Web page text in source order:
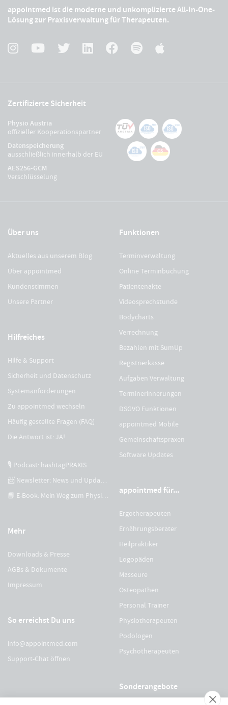
appointmed ist die moderne und unkomplizierte All-In-One-
Lösung zur Praxisverwaltung für Therapeuten.
Zertifizierte Sicherheit
Physio Austria
offizieller Kooperationspartner
Datenspeicherung
ausschließlich innerhalb der EU
AES256-GCM
Verschlüsselung
Über uns
Aktuelles aus unserem Blog
Über appointmed
Kundenstimmen
Unsere Partner
Hilfreiches
Hilfe & Support
Sicherheit und Datenschutz
Systemanforderungen
Zu appointmed wechseln
Häufig gestellte Fragen (FAQ)
Die Antwort ist: JA!
🎙 Podcast: hashtagPRAXIS
📨 Newsletter: News und Updates
📘 E-Book: Mein Weg zum Physiotherapeuten
Mehr
Downloads & Presse
AGBs & Dokumente
Impressum
So erreichst Du uns
info@appointmed.com
Support-Chat öffnen
Funktionen
Terminverwaltung
Online Terminbuchung
Patientenakte
Videosprechstunde
Bodycharts
Verrechnung
Bezahlen mit SumUp
Registrierkasse
Aufgaben Verwaltung
Terminerinnerungen
DSGVO Funktionen
appointmed Mobile
Gemeinschaftspraxen
Software Updates
appointmed für...
Ergotherapeuten
Ernährungsberater
Heilpraktiker
Logopäden
Masseure
Osteopathen
Personal Trainer
Physiotherapeuten
Podologen
Psychotherapeuten
Sonderangebote